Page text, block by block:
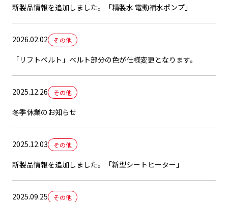
新製品情報を追加しました。「精製水 電動補水ポンプ」
2026.02.02 その他
「リフトベルト」ベルト部分の色が仕様変更となります。
2025.12.26 その他
冬季休業のお知らせ
2025.12.03 その他
新製品情報を追加しました。「新型シートヒーター」
2025.09.25 その他